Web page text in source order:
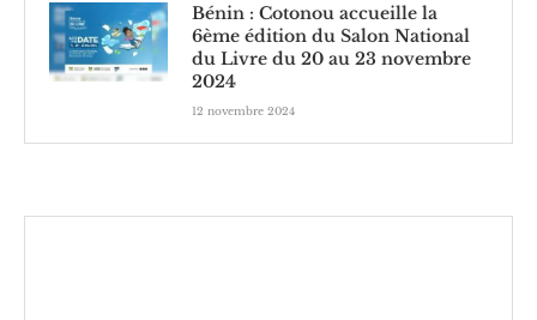
Bénin : Cotonou accueille la
6ème édition du Salon National
du Livre du 20 au 23 novembre
2024
12 novembre 2024